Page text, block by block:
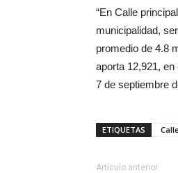
“En Calle
municipalidad,
promedio de 4.8
aporta 12,921,
7 de septiembre
ETIQUETAS
Artículo anterior